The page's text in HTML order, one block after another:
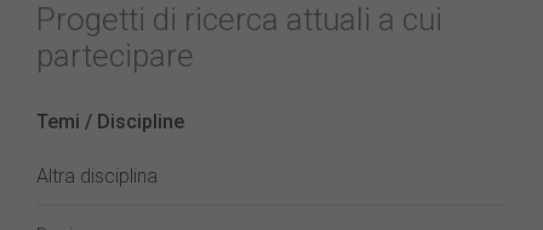
Progetti di ricerca attuali a cui
partecipare
Temi / Discipline
Altra disciplina